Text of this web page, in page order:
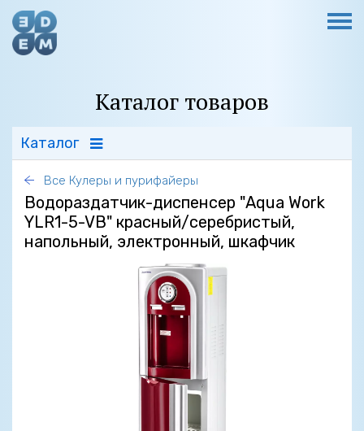
Каталог товаров
Каталог
Все Кулеры и пурифайеры
Водораздатчик-диспенсер "Aqua Work
YLR1-5-VB" красный/серебристый,
напольный, электронный, шкафчик